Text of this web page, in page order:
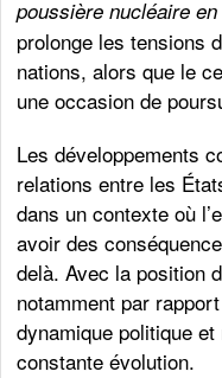
poussière nucléaire
prolonge les tensions
nations, alors que le
une occasion de
Les développements
relations entre les
dans un contexte où
avoir des
delà. Avec la position
notamment par
dynamique politique
constante évolution.